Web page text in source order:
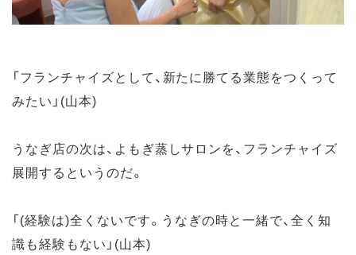
「フランチャイズとして、新たに勝てる業態をつくって
みたい」(山本)
うなぎ店の次は、よもぎ蒸しサロンを、フランチャイズ
展開するというのだ。
「(経験は)全くないです。うなぎの時と一緒で、全く知
識も経験もない」(山本)